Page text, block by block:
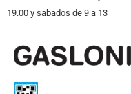
19.00 y sabados de 9 a 13